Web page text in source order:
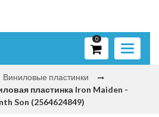
Toggle
0
Виниловые пластинки
пластинка Iron Maiden -
Son (2564624849)